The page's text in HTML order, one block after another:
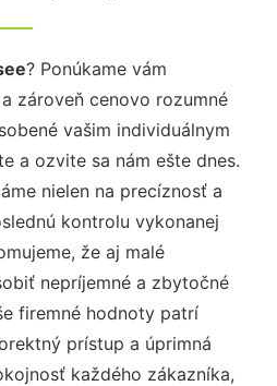
? Ponúkame vám
zároveň cenovo rozumné
vašim individuálnym
a ozvite sa nám ešte dnes.
nielen na precíznosť a
kontrolu vykonanej
že aj malé
nepríjemné a zbytočné
firemné hodnoty patrí
prístup a úprimná
každého zákazníka,